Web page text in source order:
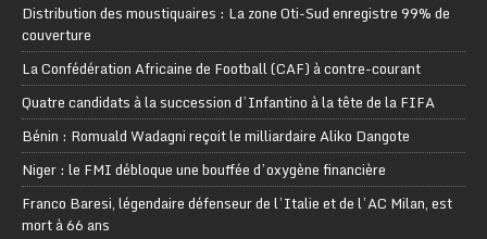
Distribution des moustiquaires : La zone Oti-Sud enregistre 99% de
couverture
La Confédération Africaine de Football (CAF) à contre-courant
Quatre candidats à la succession d’Infantino à la tête de la FIFA
Bénin : Romuald Wadagni reçoit le milliardaire Aliko Dangote
Niger : le FMI débloque une bouffée d’oxygène financière
Franco Baresi, légendaire défenseur de l’Italie et de l’AC Milan, est
mort à 66 ans